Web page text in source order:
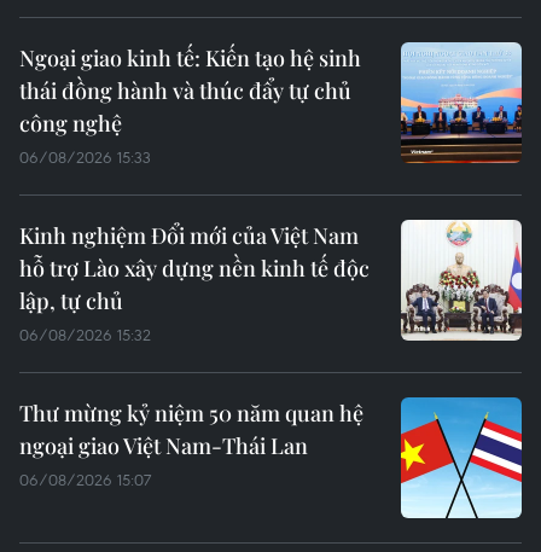
Ngoại giao kinh tế: Kiến tạo hệ sinh
thái đồng hành và thúc đẩy tự chủ
công nghệ
06/08/2026 15:33
Kinh nghiệm Đổi mới của Việt Nam
hỗ trợ Lào xây dựng nền kinh tế độc
lập, tự chủ
06/08/2026 15:32
Thư mừng kỷ niệm 50 năm quan hệ
ngoại giao Việt Nam-Thái Lan
06/08/2026 15:07